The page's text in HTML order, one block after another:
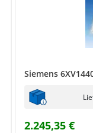
Siemens
2.245,35 €